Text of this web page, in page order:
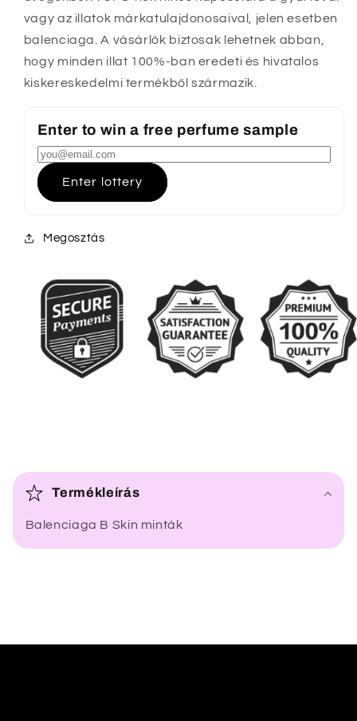
vagy az illatok márkatulajdonosaival, jelen esetben
balenciaga. A vásárlók biztosak lehetnek abban,
hogy minden illat 100%-ban eredeti és hivatalos
kiskereskedelmi termékből származik.
Enter to win a free perfume sample
Enter lottery
Megosztás
s
e
k
Termékleírás
Balenciaga B Skin minták